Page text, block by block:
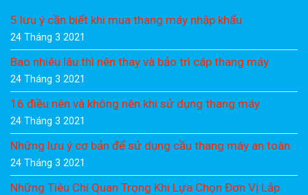
5 lưu ý cần biết khi mua thang máy nhập khẩu
24 Tháng 3 2021
Bao nhiêu lâu thì nên thay và bảo trì cáp thang máy
24 Tháng 3 2021
16 điều nên và không nên khi sử dụng thang máy
24 Tháng 3 2021
Những lưu ý cơ bản để sử dụng cầu thang máy an toàn
24 Tháng 3 2021
Những Tiêu Chí Quan Trọng Khi Lựa Chọn Đơn Vị Lắp